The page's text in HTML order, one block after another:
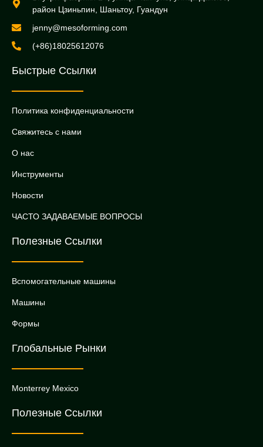
район Цзиньпин, Шаньтоу, Гуандун
jenny@mesoforming.com
(+86)18025612076
Быстрые Ссылки
Политика конфиденциальности
Свяжитесь с нами
О нас
Инструменты
Новости
ЧАСТО ЗАДАВАЕМЫЕ ВОПРОСЫ
Полезные Ссылки
Вспомогательные машины
Машины
Формы
Глобальные Рынки
Monterrey Mexico
Полезные Ссылки